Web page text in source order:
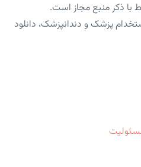
با ذکر منبع مجاز است.
پزشک و دندانپزشک، دانلود